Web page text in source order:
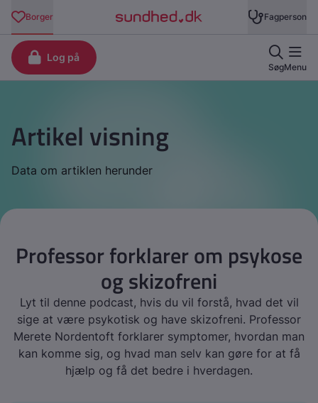
Artikel visning
Data om artiklen herunder
Professor forklarer om psykose
og skizofreni
Lyt til denne podcast, hvis du vil forstå, hvad det vil
sige at være psykotisk og have skizofreni. Professor
Merete Nordentoft forklarer symptomer, hvordan man
kan komme sig, og hvad man selv kan gøre for at få
hjælp og få det bedre i hverdagen.